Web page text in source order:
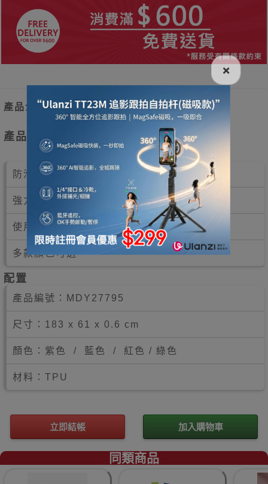
產品介紹
產品特點
防滑紋路，防止動作走形
強力回彈，滿足瑜珈體式的支撐
使用TPU材質，環保又耐用
多款顏色可選
配置
產品編號： MDY27795
尺寸：183 x 61 x 0.6 cm
顏色：紫色 / 藍色 / 紅色 / 綠色
材料：TPU
立即結帳 加入購物車
同類商品
×